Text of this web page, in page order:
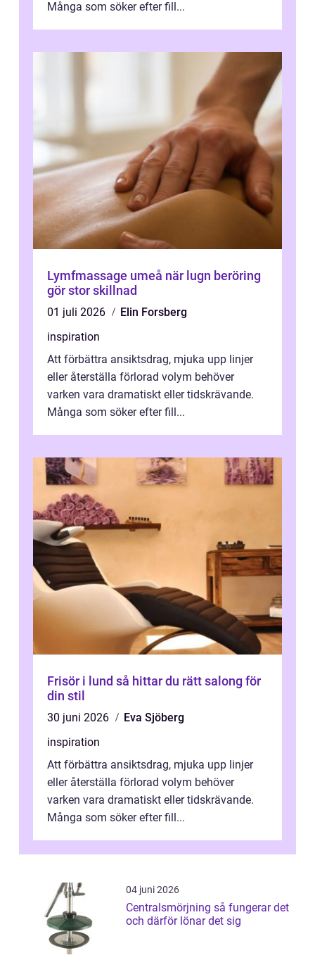
Många som söker efter fill...
Lymfmassage umeå när lugn beröring
gör stor skillnad
01 juli 2026
Elin Forsberg
inspiration
Att förbättra ansiktsdrag, mjuka upp linjer
eller återställa förlorad volym behöver
varken vara dramatiskt eller tidskrävande.
Många som söker efter fill...
Frisör i lund så hittar du rätt salong för
din stil
30 juni 2026
Eva Sjöberg
inspiration
Att förbättra ansiktsdrag, mjuka upp linjer
eller återställa förlorad volym behöver
varken vara dramatiskt eller tidskrävande.
Många som söker efter fill...
04 juni 2026
Centralsmörjning så fungerar det
och därför lönar det sig